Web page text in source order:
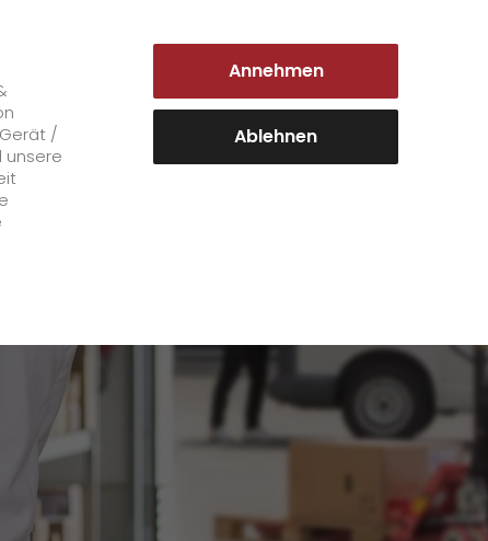
Login Kundenportal
Offene Stellen
Initiativbewerbung bei GO!
+
Initiativbewerbung als Mitarbeiter
of Arnhem
/
unsere
Annehmen
Ablehnen